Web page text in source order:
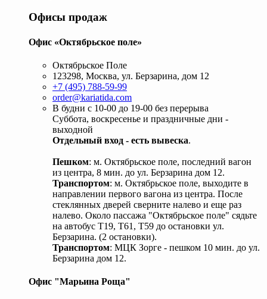
Офисы продаж
Офис «Октябрьское поле»
Октябрьское Поле
123298, Москва, ул. Берзарина, дом 12
+7 (495) 788-59-99
order@kariatida.com
В будни с 10-00 до 19-00 без перерыва
Суббота, воскресенье и праздничные дни -
выходной
Отдельный вход - есть вывеска.
Пешком: м. Октябрьское поле, последний вагон
из центра, 8 мин. до ул. Берзарина дом 12.
Транспортом: м. Октябрьское поле, выходите в
направлении первого вагона из центра. После
стеклянных дверей сверните налево и еще раз
налево. Около пассажа "Октябрьское поле" сядьте
на автобус Т19, Т61, Т59 до остановки ул.
Берзарина. (2 остановки).
Транспортом: МЦК Зорге - пешком 10 мин. до ул.
Берзарина дом 12.
Офис "Марьина Роща"